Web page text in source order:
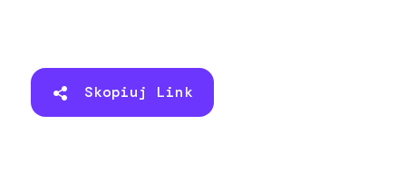
Skopiuj Link